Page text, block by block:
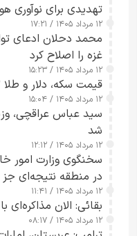
تهدیدی برای
۱۲ مرداد ۱۴۰۵ / ۱۷:۲۱
محمد دحلان ادعای
غزه را اصلاح کرد
۱۲ مرداد ۱۴۰۵ / ۱۵:۲۳
قیمت سکه، دلار و طلا ۱۲ مرداد+ جدول
۱۲ مرداد ۱۴۰۵ / ۱۵:۰۴
سید عباس عراقچی،
شد
۱۲ مرداد ۱۴۰۵ / ۱۲:۱۲
سخنگوی وزارت امور
در منطقه نتیجه‌ای جز
۱۲ مرداد ۱۴۰۵ / ۱۱:۴۱
بقائی: الان مذاکره‌ای
۱۲ مرداد ۱۴۰۵ / ۰۸:۱۷